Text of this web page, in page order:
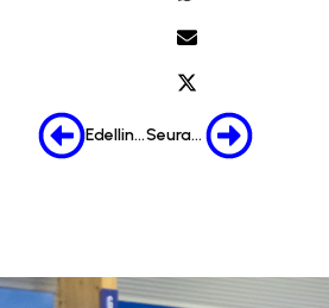
Edellinen Seuraava